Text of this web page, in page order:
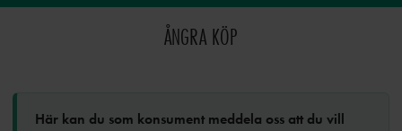
ÅNGRA KÖP
Här kan du som konsument meddela oss att du vill